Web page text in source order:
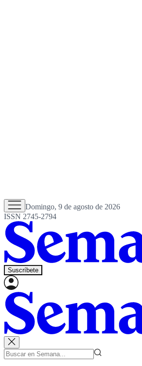
Domingo, 9 de agosto de 2026
ISSN 2745-2794
Suscríbete